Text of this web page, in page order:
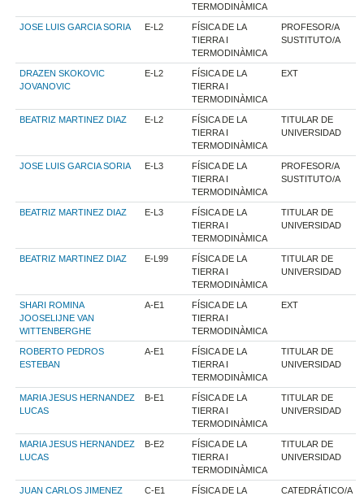
TERMODINÀMICA
JOSE LUIS GARCIA SORIA E-L2
FÍSICA DE LA
TIERRA I
TERMODINÀMICA
PROFESOR/A
SUSTITUTO/A
DRAZEN SKOKOVIC
JOVANOVIC
E-L2
FÍSICA DE LA
TIERRA I
TERMODINÀMICA
EXT
BEATRIZ MARTINEZ DIAZ E-L2
FÍSICA DE LA
TIERRA I
TERMODINÀMICA
TITULAR DE
UNIVERSIDAD
JOSE LUIS GARCIA SORIA E-L3
FÍSICA DE LA
TIERRA I
TERMODINÀMICA
PROFESOR/A
SUSTITUTO/A
BEATRIZ MARTINEZ DIAZ E-L3
FÍSICA DE LA
TIERRA I
TERMODINÀMICA
TITULAR DE
UNIVERSIDAD
BEATRIZ MARTINEZ DIAZ E-L99
FÍSICA DE LA
TIERRA I
TERMODINÀMICA
TITULAR DE
UNIVERSIDAD
SHARI ROMINA
JOOSELIJNE VAN
WITTENBERGHE
A-E1
FÍSICA DE LA
TIERRA I
TERMODINÀMICA
EXT
ROBERTO PEDROS
ESTEBAN
A-E1
FÍSICA DE LA
TIERRA I
TERMODINÀMICA
TITULAR DE
UNIVERSIDAD
MARIA JESUS HERNANDEZ
LUCAS
B-E1
FÍSICA DE LA
TIERRA I
TERMODINÀMICA
TITULAR DE
UNIVERSIDAD
MARIA JESUS HERNANDEZ
LUCAS
B-E2
FÍSICA DE LA
TIERRA I
TERMODINÀMICA
TITULAR DE
UNIVERSIDAD
JUAN CARLOS JIMENEZ
C-E1
FÍSICA DE LA
CATEDRÁTICO/A